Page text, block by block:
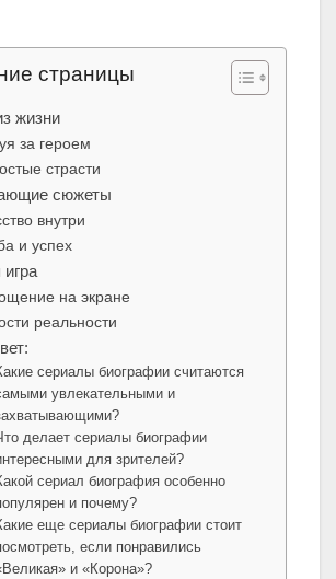
страницы
жизни
за героем
страсти
сюжеты
внутри
и успех
игра
на экране
реальности
сериалы биографии считаются
увлекательными и
делает сериалы биографии
для зрителей?
сериал биография особенно
и почему?
еще сериалы биографии стоит
если понравились
и «Корона»?